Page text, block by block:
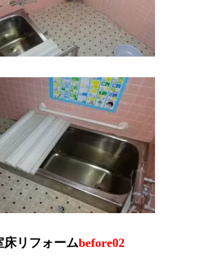
床リフォームbefore02